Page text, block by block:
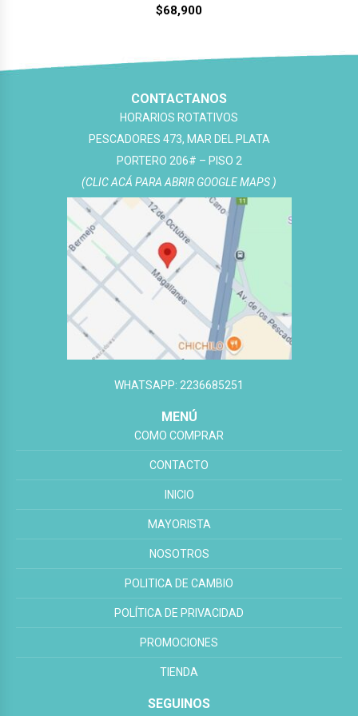
$68,900
CONTACTANOS
HORARIOS ROTATIVOS
PESCADORES 473, MAR DEL PLATA
PORTERO 206# – PISO 2
(CLIC ACÁ PARA ABRIR GOOGLE MAPS )
WHATSAPP: 2236685251
MENÚ
COMO COMPRAR
CONTACTO
INICIO
MAYORISTA
NOSOTROS
POLITICA DE CAMBIO
POLÍTICA DE PRIVACIDAD
PROMOCIONES
TIENDA
SEGUINOS